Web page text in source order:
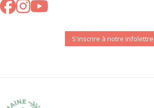
S'inscrire à notre infolettre